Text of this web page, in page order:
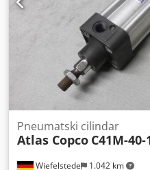
Wiefelstede 1.042 km
Pneumatski cilindar
Atlas Copco C41M-40-